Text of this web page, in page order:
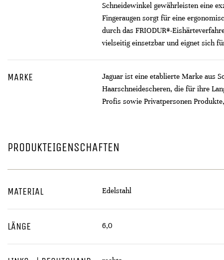
Schneidewinkel gewährleisten eine
Fingeraugen sorgt für eine
durch das FRIODUR®-
vielseitig einsetzbar und eignet sich
MARKE
Jaguar ist eine etablierte Marke aus
Haarschneidescheren, die für ihre
Profis sowie Privatpersonen
PRODUKTEIGENSCHAFTEN
MATERIAL Edelstahl
LÄNGE 6,0